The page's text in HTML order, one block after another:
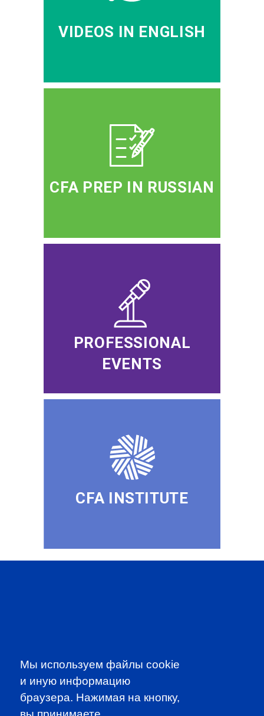
VIDEOS IN ENGLISH
CFA PREP IN RUSSIAN
PROFESSIONAL
EVENTS
CFA INSTITUTE
Мы используем файлы cookie
и иную информацию
браузера. Нажимая на кнопку,